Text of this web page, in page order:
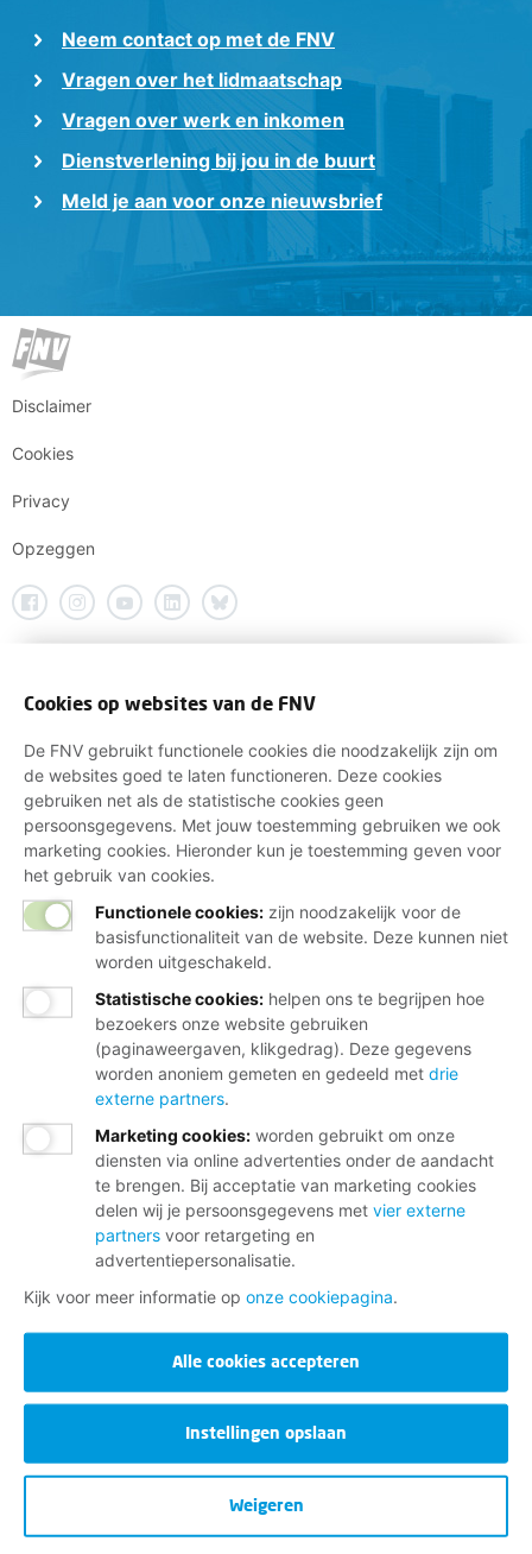
Neem contact op met de FNV
Vragen over het lidmaatschap
Vragen over werk en inkomen
Dienstverlening bij jou in de buurt
Meld je aan voor onze nieuwsbrief
Disclaimer
Cookies
Privacy
Opzeggen
Cookies op websites van de FNV
De FNV gebruikt functionele cookies die noodzakelijk zijn om
de websites goed te laten functioneren. Deze cookies
gebruiken net als de statistische cookies geen
persoonsgegevens. Met jouw toestemming gebruiken we ook
marketing cookies. Hieronder kun je toestemming geven voor
het gebruik van cookies.
Functionele cookies: zijn noodzakelijk voor de
basisfunctionaliteit van de website. Deze kunnen niet
worden uitgeschakeld.
Statistische cookies: helpen ons te begrijpen hoe
bezoekers onze website gebruiken
(paginaweergaven, klikgedrag). Deze gegevens
worden anoniem gemeten en gedeeld met drie
externe partners.
Marketing cookies: worden gebruikt om onze
diensten via online advertenties onder de aandacht
te brengen. Bij acceptatie van marketing cookies
delen wij je persoonsgegevens met vier externe
partners voor retargeting en
advertentiepersonalisatie.
Kijk voor meer informatie op onze cookiepagina.
Alle cookies accepteren
Instellingen opslaan
Weigeren